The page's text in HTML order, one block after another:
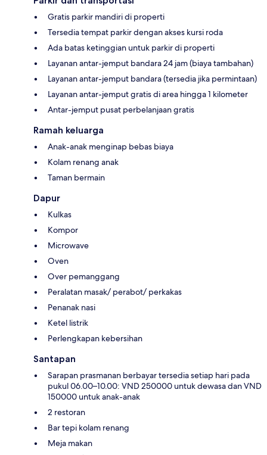
Gratis parkir mandiri di properti
Tersedia tempat parkir dengan akses kursi roda
Ada batas ketinggian untuk parkir di properti
Layanan antar-jemput bandara 24 jam (biaya tambahan)
Layanan antar-jemput bandara (tersedia jika permintaan)
Layanan antar-jemput gratis di area hingga 1 kilometer
Antar-jemput pusat perbelanjaan gratis
Ramah keluarga
Anak-anak menginap bebas biaya
Kolam renang anak
Taman bermain
Dapur
Kulkas
Kompor
Microwave
Oven
Over pemanggang
Peralatan masak/ perabot/ perkakas
Penanak nasi
Ketel listrik
Perlengkapan kebersihan
Santapan
Sarapan prasmanan berbayar tersedia setiap hari pada
pukul 06.00–10.00: VND 250000 untuk dewasa dan VND
150000 untuk anak-anak
2 restoran
Bar tepi kolam renang
Meja makan